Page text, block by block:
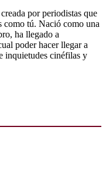
por periodistas que
como tú. Nació como una
ha llegado a
poder hacer llegar a
inquietudes cinéfilas y